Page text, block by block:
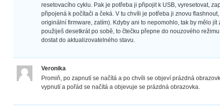
resetovacího cyklu. Pak je potřeba ji připojit k USB, vyresetovat,
připojená k počítači a čeká. V tu chvíli je potřeba ji znovu
originální firmware, zatím). Kdyby ani to nepomohlo, tak by mělo
použiješ desetkrát po sobě, to čtečku přepne do nouzového
dostat do aktualizovatelného stavu.
Veronika
Promiň, po zapnutí se načítá a po chvíli se objeví prázdná
vypnutí a pořád se načítá a objevuje se prázdná obrazovka.